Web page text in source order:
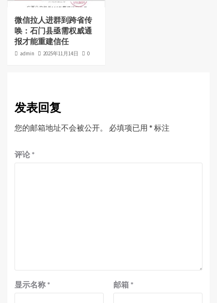
微信拉人进群到跨省传
唤：石门县亟需权威通
报才能重建信任
admin 2025年11月14日 0
发表回复
您的邮箱地址不会被公开。 必填项已用 * 标注
评论 *
显示名称 * 邮箱 *